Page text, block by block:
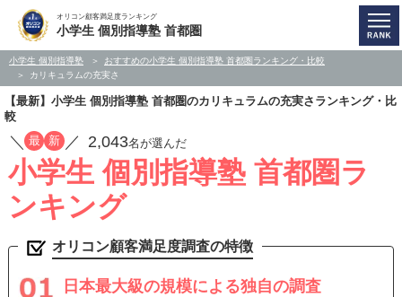
オリコン顧客満足度ランキング
小学生 個別指導塾 首都圏
小学生 個別指導塾
おすすめの小学生 個別指導塾 首都圏ランキング・比較
カリキュラムの充実さ
【最新】小学生 個別指導塾 首都圏のカリキュラムの充実さランキング・比
較
／ 最 新 ／ 2,043名が選んだ
小学生 個別指導塾 首都圏ラ
ンキング
オリコン顧客満足度調査の特徴
日本最大級の規模による独自の調査